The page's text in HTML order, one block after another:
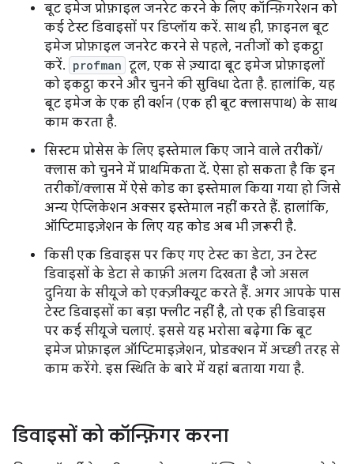
बूट इमेज प्रोफ़ाइल जनरेट करने के लिए कॉन्फ़िगरेशन को
कई टेस्ट डिवाइसों पर डिप्लॉय करें. साथ ही, फ़ाइनल बूट
इमेज प्रोफ़ाइल जनरेट करने से पहले, नतीजों को इकट्ठा
करें. profman टूल, एक से ज़्यादा बूट इमेज प्रोफ़ाइलों
को इकट्ठा करने और चुनने की सुविधा देता है. हालांकि, यह
बूट इमेज के एक ही वर्शन (एक ही बूट क्लासपाथ) के साथ
काम करता है.
सिस्टम प्रोसेस के लिए इस्तेमाल किए जाने वाले तरीकों/
क्लास को चुनने में प्राथमिकता दें. ऐसा हो सकता है कि इन
तरीकों/क्लास में ऐसे कोड का इस्तेमाल किया गया हो जिसे
अन्य ऐप्लिकेशन अक्सर इस्तेमाल नहीं करते हैं. हालांकि,
ऑप्टिमाइज़ेशन के लिए यह कोड अब भी ज़रूरी है.
किसी एक डिवाइस पर किए गए टेस्ट का डेटा, उन टेस्ट
डिवाइसों के डेटा से काफ़ी अलग दिखता है जो असल
दुनिया के सीयूजे को एक्ज़ीक्यूट करते हैं. अगर आपके पास
टेस्ट डिवाइसों का बड़ा फ्लीट नहीं है, तो एक ही डिवाइस
पर कई सीयूजे चलाएं. इससे यह भरोसा बढ़ेगा कि बूट
इमेज प्रोफ़ाइल ऑप्टिमाइज़ेशन, प्रोडक्शन में अच्छी तरह से
काम करेंगे. इस स्थिति के बारे में यहां बताया गया है.
डिवाइसों को कॉन्फ़िगर करना